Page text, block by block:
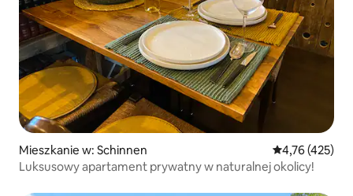
Mieszkanie w: Schinnen Średnia
4,76 (425)
Luksusowy apartament prywatny w naturalnej okolicy!